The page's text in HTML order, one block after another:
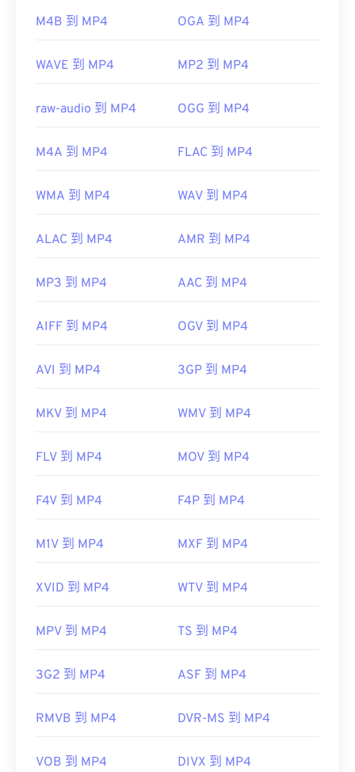
標準： ISO/IEC 14496
https://en.wikipedia.org/wiki/MPEG-4
4.html
M4B 到 MP4 OGA 到 MP4
WAVE 到 MP4 MP2 到 MP4
raw-audio 到 MP4 OGG 到 MP4
M4A 到 MP4 FLAC 到 MP4
WMA 到 MP4 WAV 到 MP4
ALAC 到 MP4 AMR 到 MP4
MP3 到 MP4 AAC 到 MP4
AIFF 到 MP4 OGV 到 MP4
AVI 到 MP4 3GP 到 MP4
MKV 到 MP4 WMV 到 MP4
FLV 到 MP4 MOV 到 MP4
F4V 到 MP4 F4P 到 MP4
M1V 到 MP4 MXF 到 MP4
XVID 到 MP4 WTV 到 MP4
MPV 到 MP4 TS 到 MP4
3G2 到 MP4 ASF 到 MP4
RMVB 到 MP4 DVR-MS 到 MP4
VOB 到 MP4 DIVX 到 MP4